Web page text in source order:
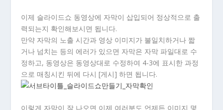
이제 슬라이드쇼 동영상에 자막이 삽입되어 정상적으로 출
력되는지 확인해보시면 됩니다.
만약 자막의 노출 시간과 영상 이미지가 불일치하거나 짧
거나 넘치는 등의 에러가 있으면 자막은 자막 파일대로 수
정하고, 동영상은 동영상대로 수정하여 4-3에 표시한 과정
으로 매칭시킨 뒤에 다시 [게시] 하면 됩니다.
이렇게 자막이 잘 나오면 이제 여러분도 언제든 이미지 몇